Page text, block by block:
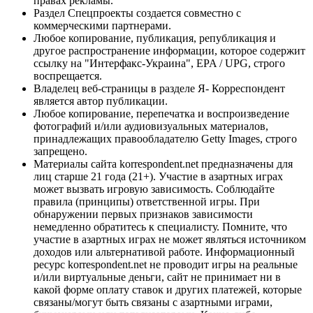
Раздел Спецпроекты создается совместно с
коммерческими партнерами.
Любое копирование, публикация, републикация и
другое распространение информации, которое содержит
ссылку на "Интерфакс-Украина", EPA / UPG, строго
воспрещается.
Владелец веб-страницы в разделе Я- Корреспондент
является автор публикации.
Любое копирование, перепечатка и воспроизведение
фотографий и/или аудиовизуальных материалов,
принадлежащих правообладателю Getty Images, строго
запрещено.
Материалы сайта korrespondent.net предназначены для
лиц старше 21 года (21+). Участие в азартных играх
может вызвать игровую зависимость. Соблюдайте
правила (принципы) ответственной игры. При
обнаружении первых признаков зависимости
немедленно обратитесь к специалисту. Помните, что
участие в азартных играх не может являться источником
доходов или альтернативой работе. Информационный
ресурс korrespondent.net не проводит игры на реальные
и/или виртуальные деньги, сайт не принимает ни в
какой форме оплату ставок и других платежей, которые
связаны/могут быть связаны с азартными играми,